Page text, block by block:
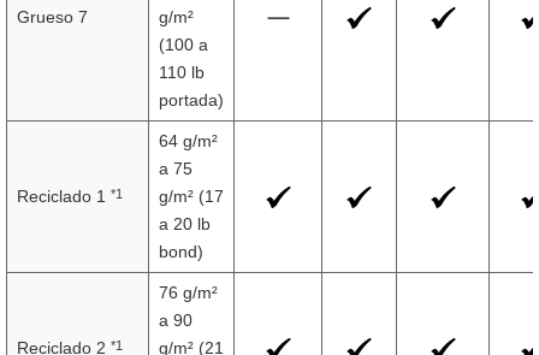
Grueso 7
g/m²
(100 a
110 lb
portada)
Reciclado 1 *1
64 g/m²
a 75
g/m² (17
a 20 lb
bond)
Reciclado 2 *1
76 g/m²
a 90
g/m² (21